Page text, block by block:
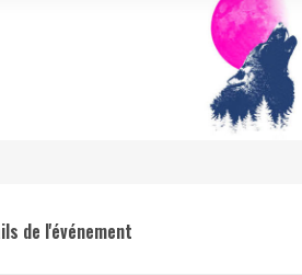
de l'événement